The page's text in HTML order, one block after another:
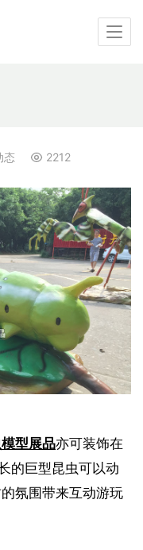
态 2212
型展品亦可装饰在
的巨型昆虫可以动
氛围带来互动游玩